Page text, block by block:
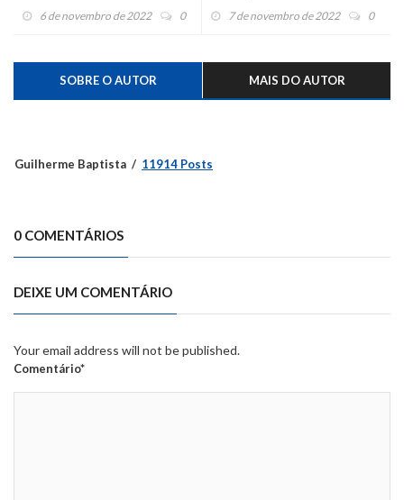
6 de novembro de 2022 0
de futsal sub 13
7 de novembro de 2022 0
SOBRE O AUTOR MAIS DO AUTOR
Guilherme Baptista 11914 Posts
0 COMENTÁRIOS
DEIXE UM COMENTÁRIO
Your email address will not be published.
Comentário*